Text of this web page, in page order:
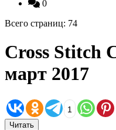
0
Всего страниц: 74
Cross Stitch
март 2017
1
Читать